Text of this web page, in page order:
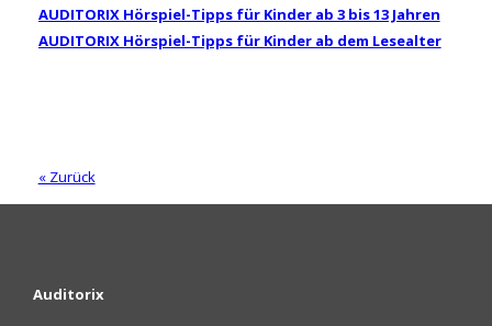
AUDITORIX Hörspiel-Tipps für Kinder ab 3 bis 13 Jahren
AUDITORIX Hörspiel-Tipps für Kinder ab dem Lesealter
« Zurück
Auditorix